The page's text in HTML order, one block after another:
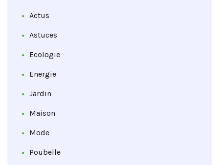
Actus
Astuces
Ecologie
Energie
Jardin
Maison
Mode
Poubelle